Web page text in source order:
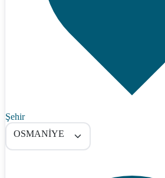
Şehir
OSMANİYE